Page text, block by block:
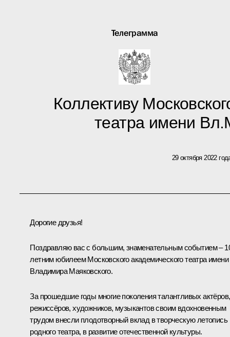
Телеграмма
Коллективу
театра имени
29 октября 2022
Дорогие друзья!
Поздравляю вас с большим, знаменательным событием –
летним юбилеем Московского академического театра имени
Владимира Маяковского.
За прошедшие годы многие поколения талантливых актёров,
режиссёров, художников, музыкантов своим вдохновенным
трудом внесли плодотворный вклад в творческую летопись
родного театра, в развитие отечественной культуры.